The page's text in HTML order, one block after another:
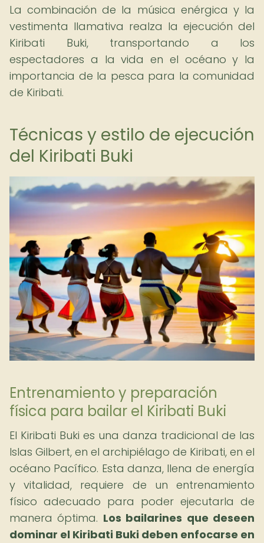
La combinación de la música enérgica y la
vestimenta llamativa realza la ejecución del
Kiribati Buki, transportando a los
espectadores a la vida en el océano y la
importancia de la pesca para la comunidad
de Kiribati.
Técnicas y estilo de ejecución
del Kiribati Buki
Entrenamiento y preparación
física para bailar el Kiribati Buki
El Kiribati Buki es una danza tradicional de las
Islas Gilbert, en el archipiélago de Kiribati, en el
océano Pacífico. Esta danza, llena de energía
y vitalidad, requiere de un entrenamiento
físico adecuado para poder ejecutarla de
manera óptima. Los bailarines que deseen
dominar el Kiribati Buki deben enfocarse en